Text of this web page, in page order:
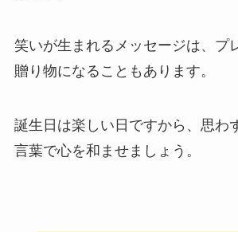
笑いが生まれるメッセージは、プ
贈り物になることもあります。
誕生日は楽しい日ですから、思わ
言葉で心を和ませましょう。